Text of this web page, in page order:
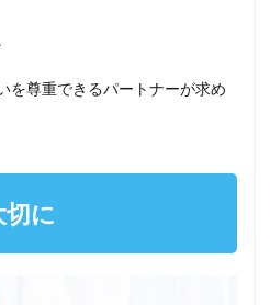
を尊重できるパートナーが求め
に